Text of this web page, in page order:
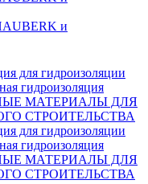
и
для гидроизоляции
гидроизоляция
МАТЕРИАЛЫ ДЛЯ
СТРОИТЕЛЬСТВА
для гидроизоляции
гидроизоляция
МАТЕРИАЛЫ ДЛЯ
СТРОИТЕЛЬСТВА